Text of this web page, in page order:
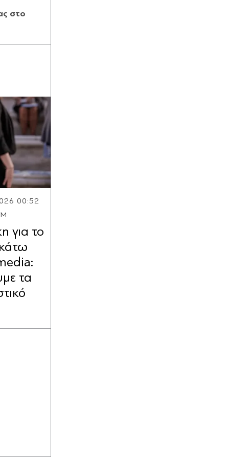
στο
00:52
για το
τα